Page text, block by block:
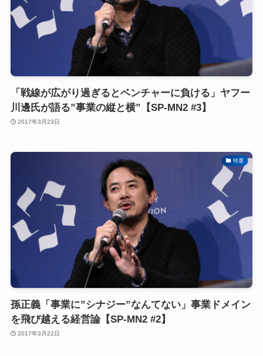
「戦線が広がり過ぎるとベンチャーに負ける」ヤフー
川邊氏が語る”事業の縦と横”【SP-MN2 #3】
2017年3月23日
特選
孫正義「事業に”シナジー”なんてない」事業ドメイン
を飛び越える経営論【SP-MN2 #2】
2017年3月22日